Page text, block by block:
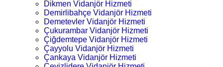
Dikmen Vidanjör Hizmeti
Demirlibahçe Vidanjör Hizmeti
Demetevler Vidanjör Hizmeti
Çukurambar Vidanjör Hizmeti
Çiğdemtepe Vidanjör Hizmeti
Çayyolu Vidanjör Hizmeti
Çankaya Vidanjör Hizmeti